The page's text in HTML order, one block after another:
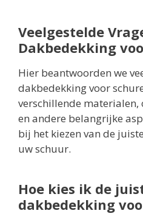
Veelgestelde
Dakbedekking
Hier beantwoorden we
dakbedekking voor
verschillende materialen,
en andere belangrijke
bij het kiezen van de
uw schuur.
Hoe kies ik de
dakbedekking